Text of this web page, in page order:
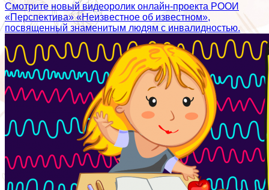
Смотрите новый видеоролик онлайн-проекта РООИ
«Перспектива» «Неизвестное об известном»,
посвященный знаменитым людям с инвалидностью.